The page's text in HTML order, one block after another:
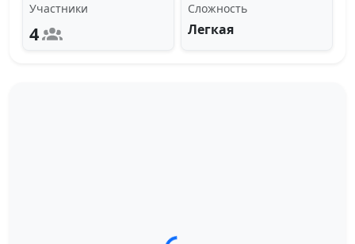
Участники
4
Сложность
Легкая